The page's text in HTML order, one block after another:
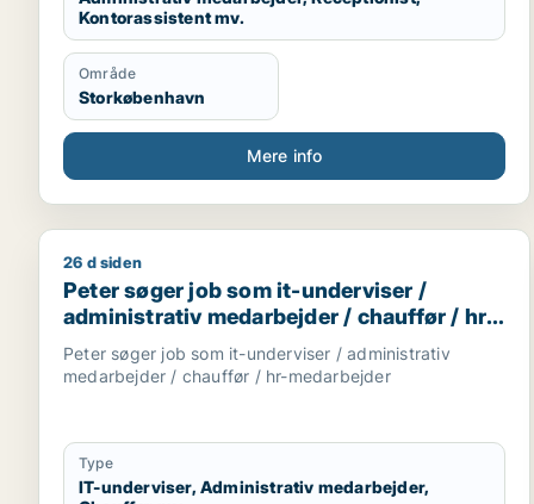
• Fitness & aktiv livsstil
• Cykling og lokal natur
• Madlavning, bagning og thailandske retter
• Lokalt engagement og dansk sprogtræning
Kontorassistent mv.
Område
Storkøbenhavn
Mere info
Peter søger job som it-underviser / administrativ
26 d siden
Peter søger job som it-underviser /
administrativ medarbejder / chauffør / hr-
medarbejder
Peter søger job som it-underviser / administrativ
medarbejder / chauffør / hr-medarbejder
Type
IT-underviser, Administrativ medarbejder,